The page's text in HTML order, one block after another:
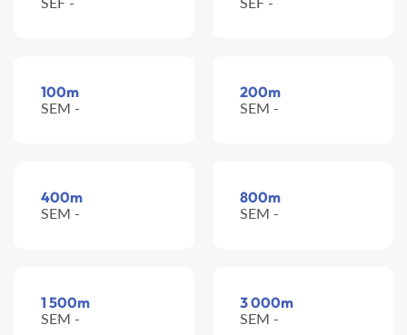
100m
SEM -
200m
SEM -
400m
SEM -
800m
SEM -
1 500m
SEM -
3 000m
SEM -